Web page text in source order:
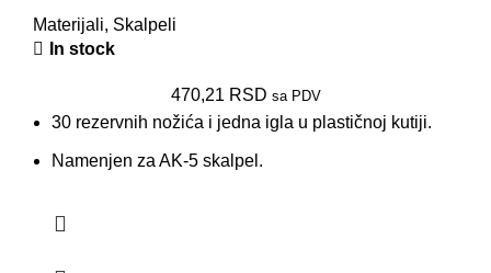
Materijali, Skalpeli
In stock
470,21 RSD sa PDV
30 rezervnih nožića i jedna igla u plastičnoj kutiji.
Namenjen za AK-5 skalpel.